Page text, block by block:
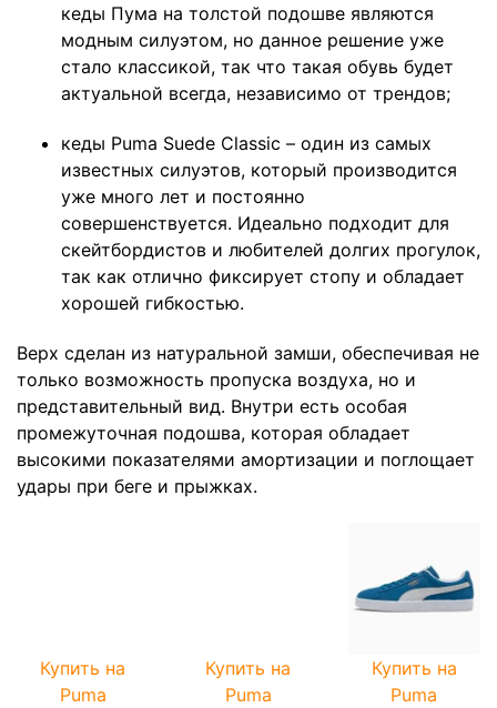
кеды Пума на толстой подошве являются
модным силуэтом, но данное решение уже
стало классикой, так что такая обувь будет
актуальной всегда, независимо от трендов;
кеды Puma Suede Classic – один из самых
известных силуэтов, который производится
уже много лет и постоянно
совершенствуется. Идеально подходит для
скейтбордистов и любителей долгих прогулок,
так как отлично фиксирует стопу и обладает
хорошей гибкостью.
Верх сделан из натуральной замши, обеспечивая не
только возможность пропуска воздуха, но и
представительный вид. Внутри есть особая
промежуточная подошва, которая обладает
высокими показателями амортизации и поглощает
удары при беге и прыжках.
Купить на
Puma
Купить на
Puma
Купить на
Puma